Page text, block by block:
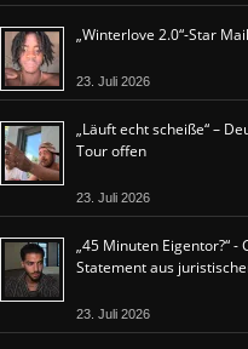
„Winterlove 2.0“-Star
23. Juli 2026
„Läuft echt scheiße“ –
Tour offen
23. Juli 2026
„45 Minuten Eigentor?“
Statement aus
23. Juli 2026